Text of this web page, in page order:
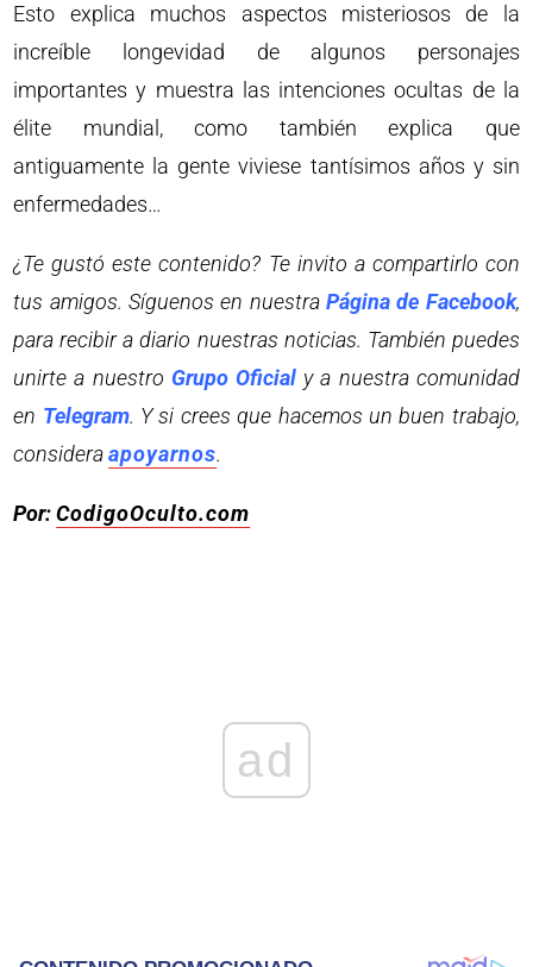
Esto explica muchos aspectos misteriosos de la
increíble longevidad de algunos personajes
importantes y muestra las intenciones ocultas de la
élite mundial, como también explica que
antiguamente la gente viviese tantísimos años y sin
enfermedades…
¿Te gustó este contenido? Te invito a compartirlo con
tus amigos. Síguenos en nuestraPágina de Facebook,
para recibir a diario nuestras noticias. También puedes
unirte a nuestro Grupo Oficial y a nuestra comunidad
en Telegram. Y si crees que hacemos un buen trabajo,
consideraapoyarnos.
Por:CodigoOculto.com
ad